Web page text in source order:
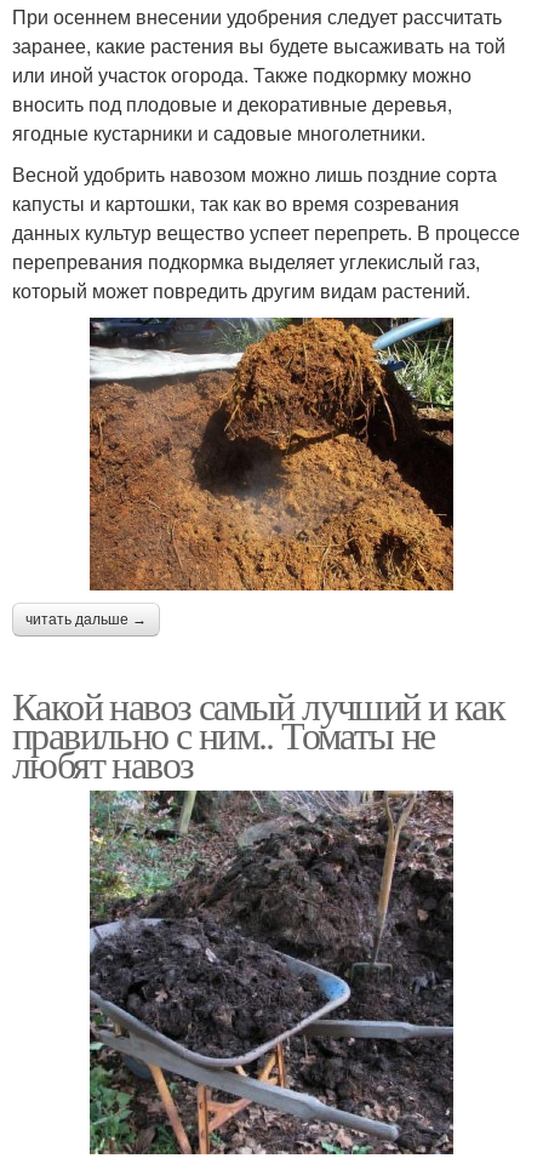
При осеннем внесении удобрения следует рассчитать
заранее, какие растения вы будете высаживать на той
или иной участок огорода. Также подкормку можно
вносить под плодовые и декоративные деревья,
ягодные кустарники и садовые многолетники.
Весной удобрить навозом можно лишь поздние сорта
капусты и картошки, так как во время созревания
данных культур вещество успеет перепреть. В процессе
перепревания подкормка выделяет углекислый газ,
который может повредить другим видам растений.
читать дальше →
Какой навоз самый лучший и как
правильно с ним.. Томаты не
любят навоз